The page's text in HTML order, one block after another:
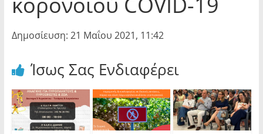
Δημοσίευση: 21 Μαΐου 2021, 11:42
Ίσως Σας Ενδιαφέρει